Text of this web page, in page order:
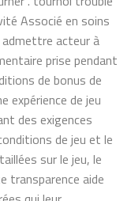
Associé en soins
acteur à
prise pendant
de bonus de
expérience de jeu
des exigences
de jeu et le
sur le jeu, le
transparence aide